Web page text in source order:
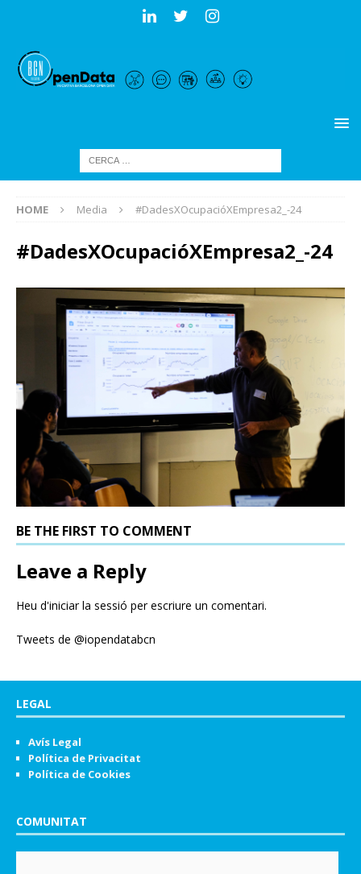
HOME Media #DadesXOcupacióXEmpresa2_-24
#DadesXOcupacióXEmpresa2_-24
BE THE FIRST TO COMMENT
Leave a Reply
Heu d'iniciar la sessió per escriure un comentari.
Tweets de @iopendatabcn
LEGAL
Avís Legal
Política de Privacitat
Política de Cookies
COMUNITAT